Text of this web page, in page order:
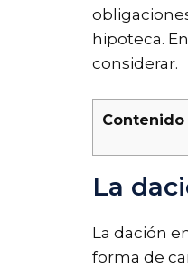
hipoteca.
considerar.
Contenido
La
La dación
forma de